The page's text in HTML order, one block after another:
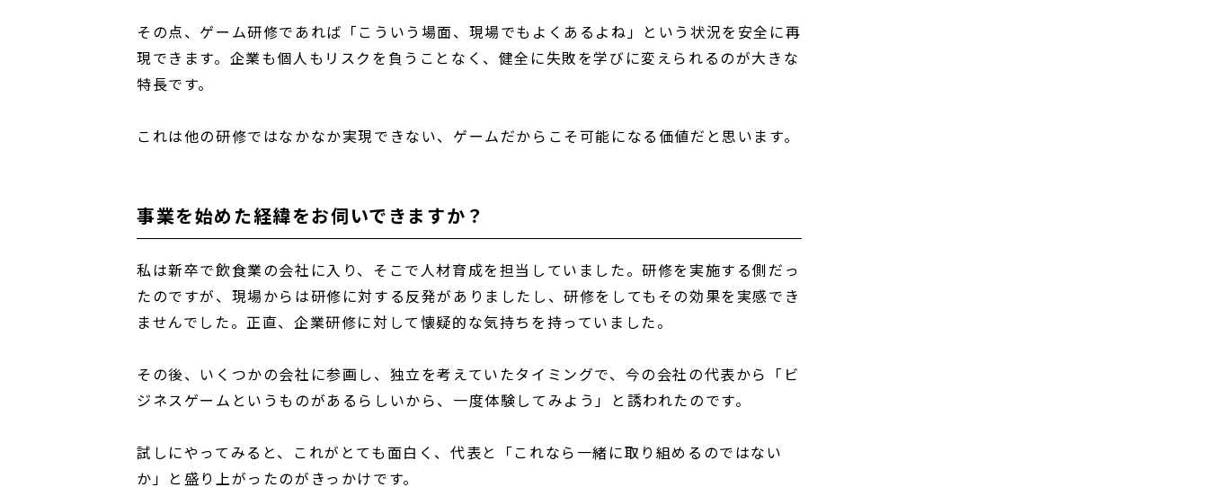
その点、ゲーム研修であれば「こういう場面、現場でもよくあるよね」という状況を安全に再
現できます。企業も個人もリスクを負うことなく、健全に失敗を学びに変えられるのが大きな
特長です。
これは他の研修ではなかなか実現できない、ゲームだからこそ可能になる価値だと思います。
事業を始めた経緯をお伺いできますか？
私は新卒で飲食業の会社に入り、そこで人材育成を担当していました。研修を実施する側だっ
たのですが、現場からは研修に対する反発がありましたし、研修をしてもその効果を実感でき
ませんでした。正直、企業研修に対して懐疑的な気持ちを持っていました。
その後、いくつかの会社に参画し、独立を考えていたタイミングで、今の会社の代表から「ビ
ジネスゲームというものがあるらしいから、一度体験してみよう」と誘われたのです。
試しにやってみると、これがとても面白く、代表と「これなら一緒に取り組めるのではない
か」と盛り上がったのがきっかけです。